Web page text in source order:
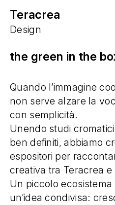
Teracrea
Design
the green in the
Quando l’immagine
non serve alzare la
con semplicità.
Unendo studi
ben definiti, abbiamo
espositori per
creativa tra Teracrea e
Un piccolo ecosistema
un’idea condivisa: